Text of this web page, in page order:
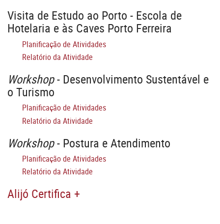
Visita de Estudo ao Porto - Escola de
Hotelaria e às Caves Porto Ferreira
Planificação de Atividades
Relatório da Atividade
Workshop- Desenvolvimento Sustentável e
o Turismo
Planificação de Atividades
Relatório da Atividade
Workshop- Postura e Atendimento
Planificação de Atividades
Relatório da Atividade
Alijó Certifica +